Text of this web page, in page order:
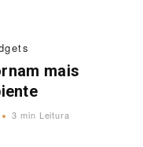
mais
3 min Leitura